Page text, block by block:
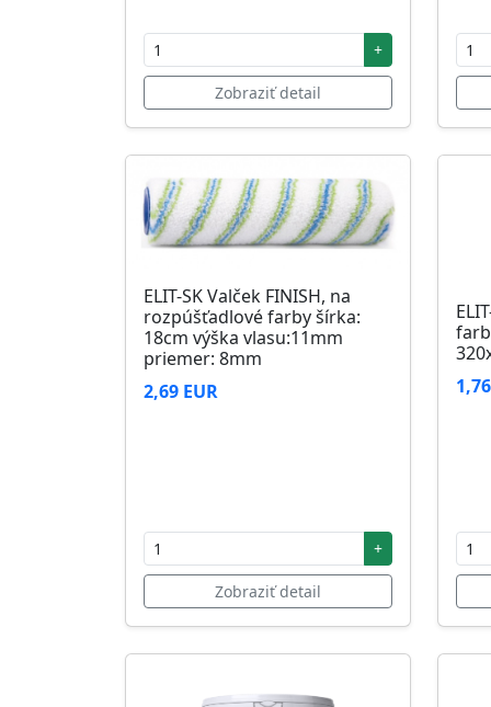
+
Zobraziť detail
ELIT-SK Valček FINISH, na
rozpúšťadlové farby šírka:
18cm výška vlasu:11mm
priemer: 8mm
2,69 EUR
+
Zobraziť detail